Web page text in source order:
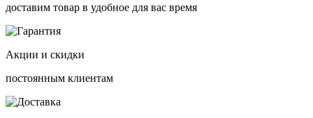
доставим товар в удобное для вас время
Акции и скидки
постоянным клиентам